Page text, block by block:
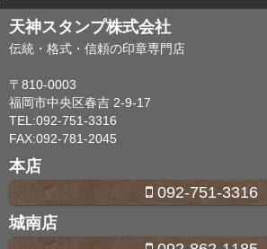
天神スタンプ株式会社
伝統・格式・信頼の印章専門店
〒810-0003
福岡市中央区春吉 2-9-17
TEL:092-751-3316
FAX:092-781-2045
本店
092-751-3316
城南店